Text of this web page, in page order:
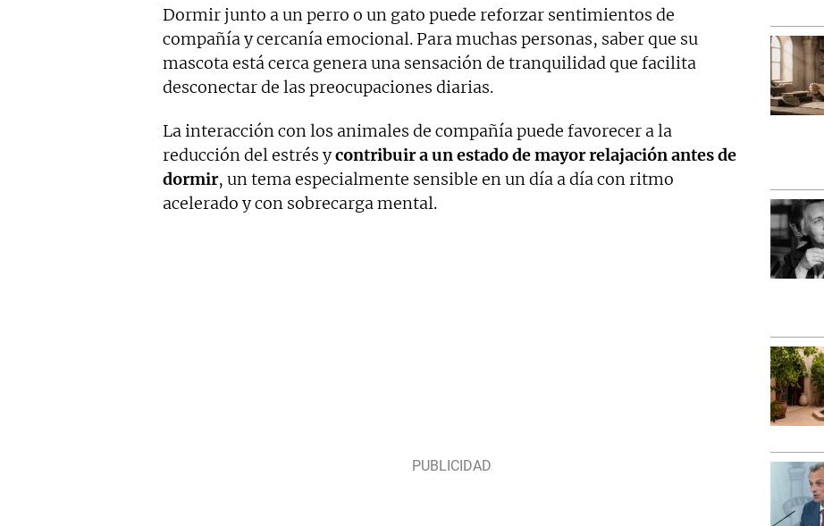
Dormir junto a un perro o un gato puede reforzar sentimientos de
compañía y cercanía emocional. Para muchas personas, saber que su
mascota está cerca genera una sensación de tranquilidad que facilita
desconectar de las preocupaciones diarias.
La interacción con los animales de compañía puede favorecer a la
reducción del estrés ycontribuir a un estado de mayor relajación antes de
dormir, un tema especialmente sensible en un día a día con ritmo
acelerado y con sobrecarga mental.